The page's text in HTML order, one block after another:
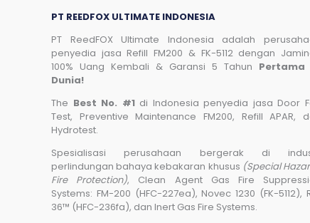
PT REEDFOX ULTIMATE INDONESIA
PT ReedFOX Ultimate Indonesia adalah
penyedia jasa Refill FM200 & FK-5112 dengan
100% Uang Kembali & Garansi 5 Tahun
Dunia!
The Best No. #1di Indonesia penyedia jasa Door
Test, Preventive Maintenance FM200, Refill APAR,
Hydrotest.
Spesialisasi perusahaan bergerak di
perlindungan bahaya kebakaran khusus (Special
Fire Protection), Clean Agent Gas Fire
Systems: FM-200 (HFC-227ea), Novec 1230 (FK-5112),
36™ (HFC-236fa), dan Inert Gas Fire Systems.